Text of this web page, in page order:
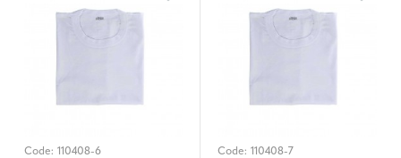
Code: 110408-6 Code: 110408-7